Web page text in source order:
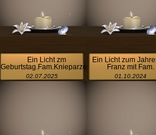
Ein Licht zm
Geburtstag.Fam.Knieparzers
02.07.2025
Ein Licht zum
Franz mit Fam.
01.10.2024